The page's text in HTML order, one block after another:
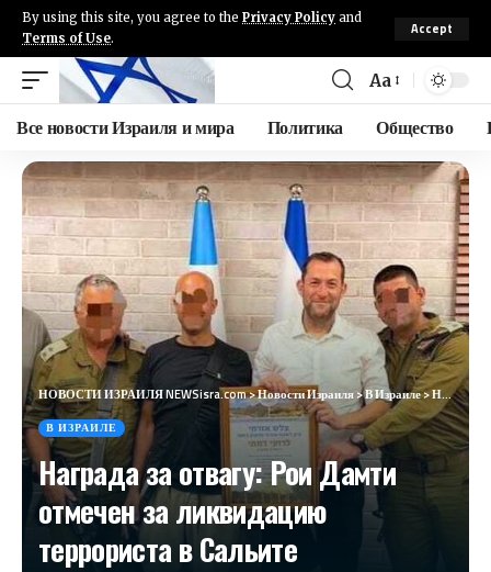
By using this site, you agree to the Privacy Policy and
Terms of Use.
Accept
Aa
Все новости Израиля и мира Политика Общество
НОВОСТИ ИЗРАИЛЯ NEWSisra.com>Новости Израиля>В Израиле>Награда за отвагу: Рои Дамти отмечен за ликвидацию террориста в Сальите
В ИЗРАИЛЕ
Награда за отвагу: Рои Дамти
отмечен за ликвидацию
террориста в Сальите